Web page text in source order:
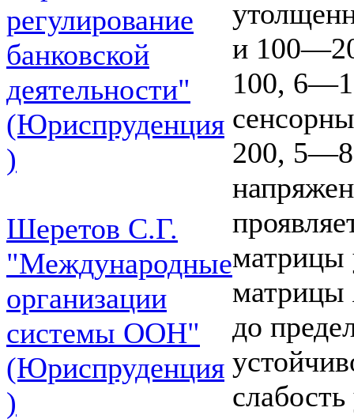
регулирование
банковской
деятельности"
(Юриспруденция
)
Шеретов С.Г.
"Международные
организации
системы ООН"
(Юриспруденция
)
и
100,
200, 5—8
матрицы
матрицы
до